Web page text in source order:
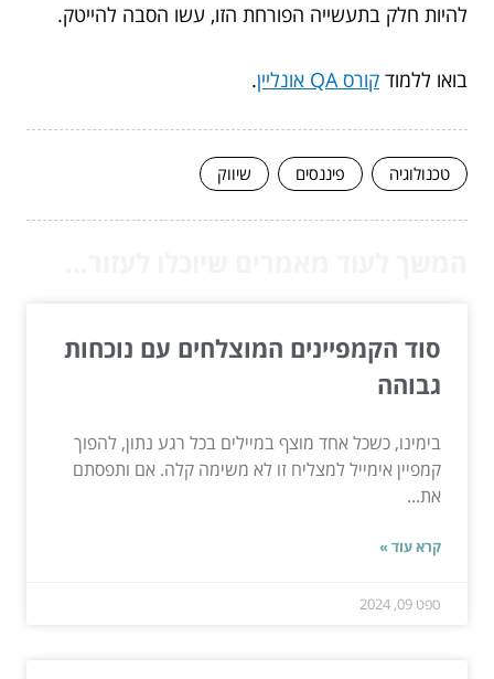
להיות חלק בתעשייה הפורחת הזו, עשו הסבה להייטק.
בואו ללמוד קורס QA אונליין .
טכנולוגיה פיננסים שיווק
סוד הקמפיינים המוצלחים עם נוכחות
גבוהה
בימינו, כשכל אחד מוצף במיילים בכל רגע נתון, להפוך
קמפיין אימייל למצליח זו לא משימה קלה. אם ותפסתם
את...
קרא עוד »
ספט 09, 2024